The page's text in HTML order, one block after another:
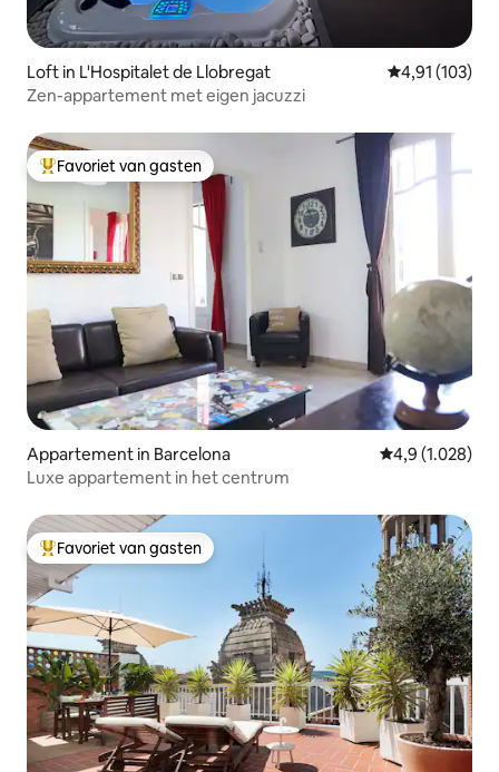
Loft in L'Hospitalet de Llobregat Gemiddelde
4,91 (103)
Zen-appartement met eigen jacuzzi
Topfavoriet van gasten
Favoriet van gasten
Appartement in Barcelona Gemiddelde
4,9 (1.028)
Luxe appartement in het centrum
Topfavoriet van gasten
Favoriet van gasten